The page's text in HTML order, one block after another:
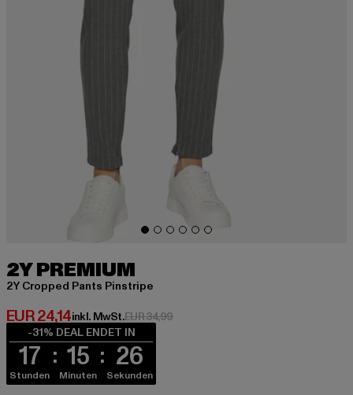
2Y PREMIUM
2Y Cropped Pants Pinstripe
EUR 24,14
Derzeitiger Preis: EUR 24,14
inkl. MwSt.EUR 34,99Aktionspreis: EUR 34,99
-31% DEAL ENDET IN
17
Stunden
15
Minuten
25
Sekunden